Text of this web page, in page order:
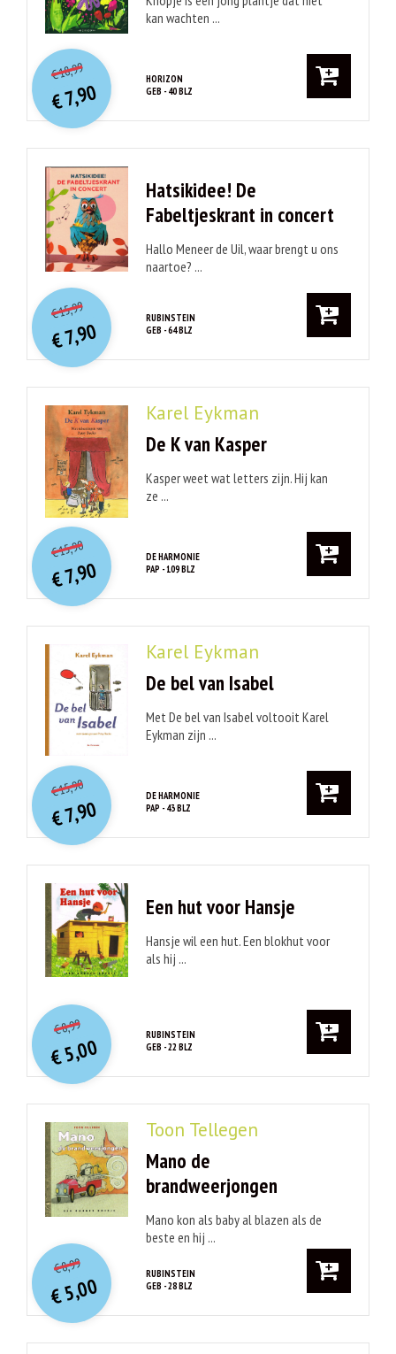
kan wachten ...
HORIZON
GEB - 40 BLZ
€18,99O
orspr
onkelijke
prijs
was:
€ 18,99.
€7,90
Huidige
prijs
is:
€ 7,90.
Hatsikidee! De
Fabeltjeskrant in concert
Hallo Meneer de Uil, waar brengt u ons
naartoe? ...
RUBINSTEIN
GEB - 64 BLZ
€15,99O
orspr
onkelijke
prijs
was:
€ 15,99.
€7,90
Huidige
prijs
is:
€ 7,90.
Karel Eykman
De K van Kasper
Kasper weet wat letters zijn. Hij kan
ze ...
DE HARMONIE
PAP - 109 BLZ
€15,90O
orspr
onkelijke
prijs
was:
€ 15,90.
€7,90
Huidige
prijs
is:
€ 7,90.
Karel Eykman
De bel van Isabel
Met De bel van Isabel voltooit Karel
Eykman zijn ...
DE HARMONIE
PAP - 43 BLZ
€15,90O
orspr
onkelijke
prijs
was:
€ 15,90.
€7,90
Huidige
prijs
is:
€ 7,90.
Een hut voor Hansje
Hansje wil een hut. Een blokhut voor
als hij ...
RUBINSTEIN
GEB - 22 BLZ
€8,99O
orspr
onkelijke
prijs
was:
€ 8,99.
€5,00
Huidige
prijs
is:
€ 5,00.
Toon Tellegen
Mano de
brandweerjongen
Mano kon als baby al blazen als de
beste en hij ...
RUBINSTEIN
GEB - 28 BLZ
€8,99O
orspr
onkelijke
prijs
was:
€ 8,99.
€5,00
Huidige
prijs
is:
€ 5,00.